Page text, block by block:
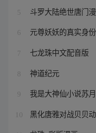
5 斗罗大陆绝世唐门
6 元尊妖妖的真实身
7 七龙珠中文配音版
8 神道纪元
9 我是大神仙小说苏
10 黑化唐雅对战贝贝